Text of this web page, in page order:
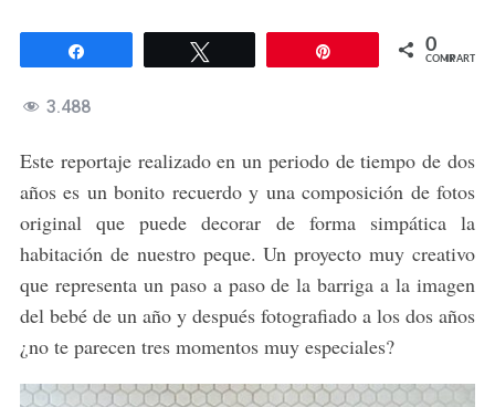
0
COMPARTIR
3.488
Este reportaje realizado en un periodo de tiempo de dos
años es un bonito recuerdo y una composición de fotos
original que puede decorar de forma simpática la
habitación de nuestro peque. Un proyecto muy creativo
que representa un paso a paso de la barriga a la imagen
del bebé de un año y después fotografiado a los dos años
¿no te parecen tres momentos muy especiales?